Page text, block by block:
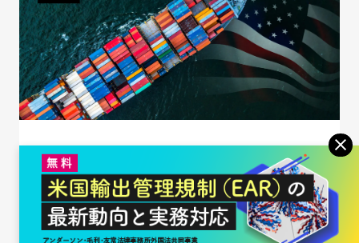
2023/12/26
【連載】最新法務課題 Monthly Pick Up（28）
米国輸出管理規則（EAR）の基礎知識